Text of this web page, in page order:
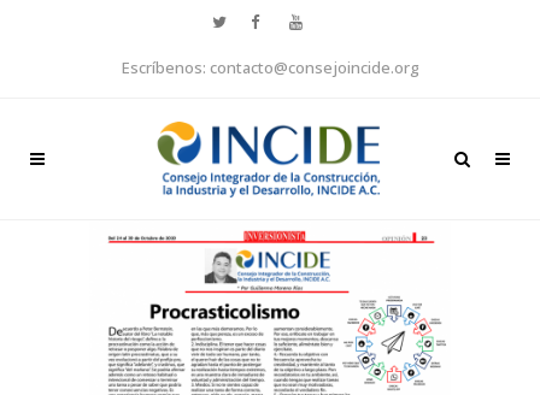
Escríbenos: contacto@consejoincide.org